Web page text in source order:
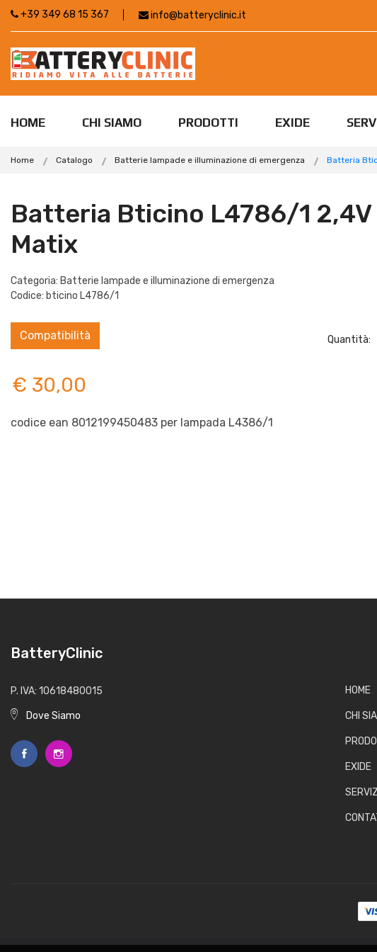
+39 349 68 15 367 info@batteryclinic.it
HOME CHI SIAMO PRODOTTI EXIDE
Home Catalogo Batterie lampade e illuminazione di emergenza Batteria
Batteria Bticino L4786/1 2,4V
Matix
Categoria: Batterie lampade e illuminazione di emergenza
Codice: bticino L4786/1
Compatibilità
€ 30,00
codice ean 8012199450483 per lampada L4386/1
Quantità:
BatteryClinic
P. IVA: 10618480015
Dove Siamo
HOME
CHI
EXIDE
SERVIZI